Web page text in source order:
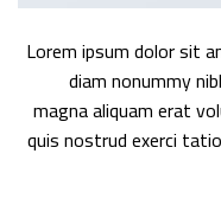
Lorem ipsum dolor sit
diam nonummy
magna aliquam erat
quis nostrud exerci